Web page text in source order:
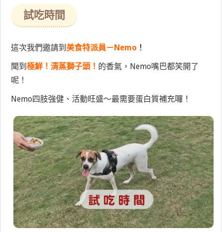
試吃時間
這次我們邀請到美食特派員－Nemo ！
聞到極鮮！清蒸獅子頭！ 的香氣，Nemo嘴巴都笑開了
呢！
Nemo四肢強健、活動旺盛～最需要蛋白質補充囉！